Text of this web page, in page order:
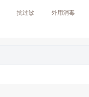
抗过敏 外用消毒